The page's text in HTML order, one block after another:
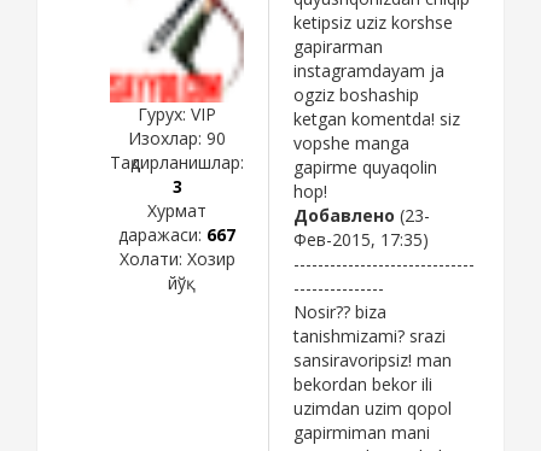
Гурух: VIP
Изохлар: 90
Тақдирланишлар:
3
Хурмат
даражаси: 667
Холати: Хозир
йўқ
ketipsiz uziz korshse
gapirarman
instagramdayam ja
ogziz boshaship
ketgan komentda! siz
vopshe manga
gapirme quyaqolin
hop!
Добавлено (23-
Фев-2015, 17:35)
------------------------------
---------------
Nosir?? biza
tanishmizami? srazi
sansiravoripsiz! man
bekordan bekor ili
uzimdan uzim qopol
gapirmiman mani